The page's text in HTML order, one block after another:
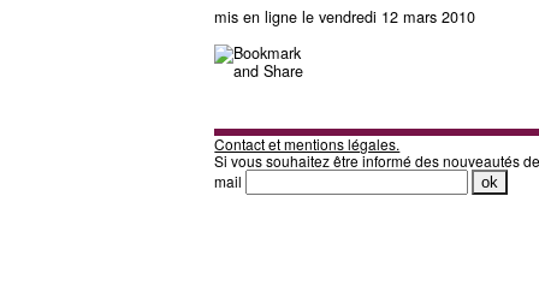
mis en ligne le vendredi 12 mars 2010
Contact et mentions légales.
Si vous souhaitez être informé des nouveautés
mail